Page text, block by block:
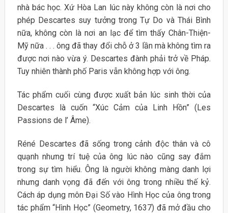
nhà bác học. Xứ Hòa Lan lúc này không còn là nơi cho
phép Descartes suy tưởng trong Tự Do và Thái Bình
nữa, không còn là nơi an lạc để tìm thấy Chân-Thiện-
Mỹ nữa . . . ông đã thay đổi chỗ ở 3 lần mà không tìm ra
được nơi nào vừa ý. Descartes đành phải trở về Pháp.
Tuy nhiên thành phố Paris vẫn không hợp với ông.
Tác phẩm cuối cùng được xuất bản lúc sinh thời của
Descartes là cuốn “Xúc Cảm của Linh Hồn” (Les
Passions de l’ Âme).
Réné Descartes đã sống trong cảnh độc thân và cô
quạnh nhưng trí tuệ của ông lúc nào cũng say đắm
trong sự tìm hiểu. Ông là người không màng danh lợi
nhưng danh vọng đã đến với ông trong nhiều thế kỷ.
Cách áp dụng môn Đại Số vào Hình Học của ông trong
tác phẩm “Hình Học” (Geometry, 1637) đã mở đầu cho